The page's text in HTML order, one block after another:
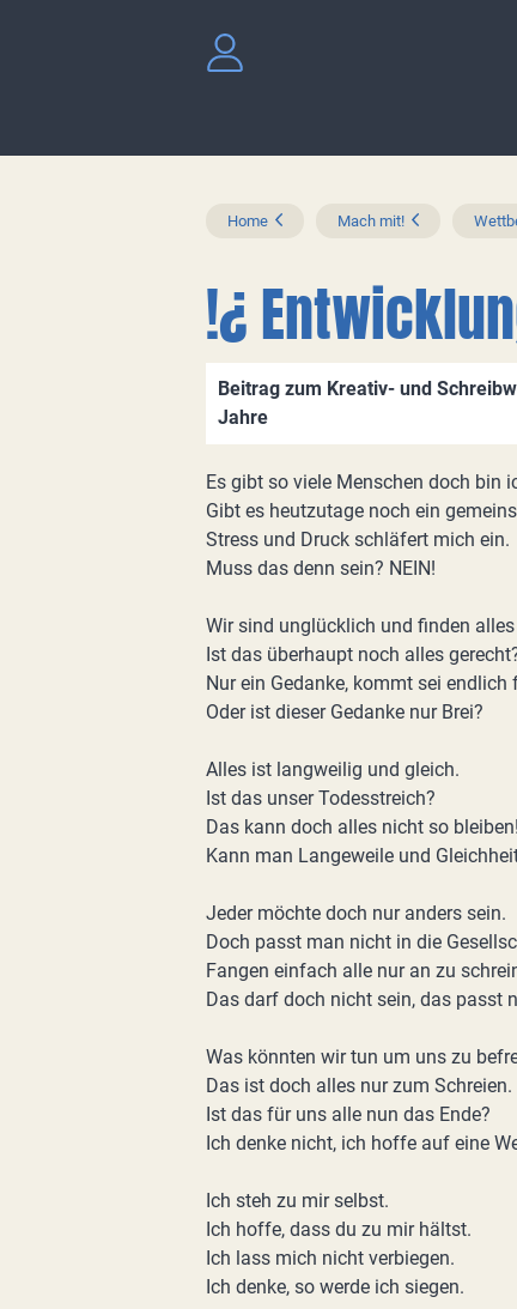
Home Mach mit!
!¿
Beitrag zum Kreativ- und
Jahre
Es gibt so viele Menschen doch bin
Gibt es heutzutage noch ein
Stress und Druck schläfert mich ein.
Muss das denn sein? NEIN!
Wir sind unglücklich und finden
Ist das überhaupt noch alles
Nur ein Gedanke, kommt sei endlich
Oder ist dieser Gedanke nur Brei?
Alles ist langweilig und gleich.
Ist das unser Todesstreich?
Das kann doch alles nicht so bleiben!
Kann man Langeweile und
Jeder möchte doch nur anders sein.
Doch passt man nicht in die
Fangen einfach alle nur an zu
Das darf doch nicht sein, das passt
Was könnten wir tun um uns zu
Das ist doch alles nur zum Schreien.
Ist das für uns alle nun das Ende?
Ich denke nicht, ich hoffe auf eine
Ich steh zu mir selbst.
Ich hoffe, dass du zu mir hältst.
Ich lass mich nicht verbiegen.
Ich denke, so werde ich siegen.